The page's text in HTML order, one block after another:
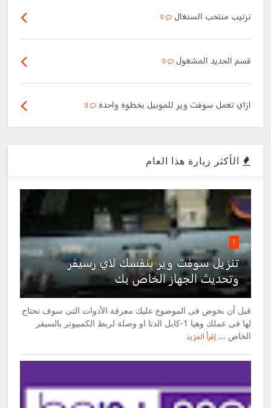
ترتيب منتخب السنغال 0
قسم الحديد المشغول 0
ازاي تعمل سوفت وير للموبيل بخطوه واحده 0
الأكثر زيارة هذا العام
1
تنزيل سوفت وير بنفسك لاي رسيفر
وتحديث الجهاز الخاص بك
قبل أن نخوض فى الموضوع عليك معرفة الأدوات التى سوف تحتاج
لها فى عملك وهيا 1-كابل الدتا او وصلة لربط الكمبيوتر بالسيفر
الخاص ... إقرأ المزيد